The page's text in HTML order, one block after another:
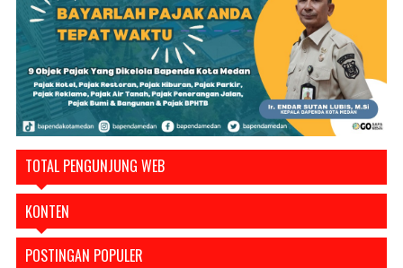
TOTAL PENGUNJUNG WEB
KONTEN
POSTINGAN POPULER